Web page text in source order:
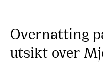
Overnatting
utsikt over